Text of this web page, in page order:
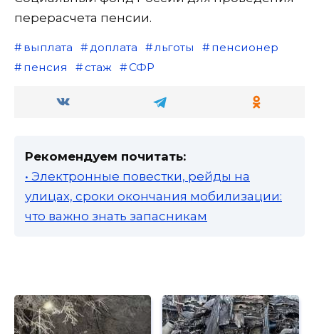
перерасчета пенсии.
выплата доплата льготы
пенсионер
пенсия
стаж СФР
Рекомендуем почитать:
• Электронные повестки, рейды на
улицах, сроки окончания мобилизации:
что важно знать запасникам